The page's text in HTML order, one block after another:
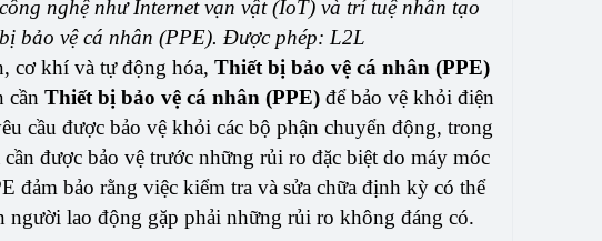
nghệ như Internet vạn vật (IoT) và trí tuệ nhân tạo
bảo vệ cá nhân (PPE). Được phép: L2L
cơ khí và tự động hóa, Thiết bị bảo vệ cá nhân (PPE)
cần Thiết bị bảo vệ cá nhân (PPE) để bảo vệ khỏi điện
cầu được bảo vệ khỏi các bộ phận chuyển động, trong
được bảo vệ trước những rủi ro đặc biệt do máy móc
đảm bảo rằng việc kiểm tra và sửa chữa định kỳ có thể
người lao động gặp phải những rủi ro không đáng có.